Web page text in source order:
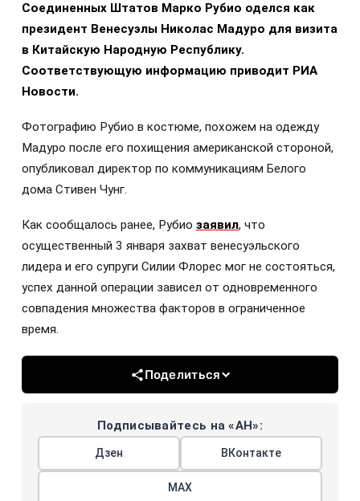
Соединенных Штатов Марко Рубио оделся как
президент Венесуэлы Николас Мадуро для визита
в Китайскую Народную Республику.
Соответствующую информацию приводит РИА
Новости.
Фотографию Рубио в костюме, похожем на одежду
Мадуро после его похищения американской стороной,
опубликовал директор по коммуникациям Белого
дома Стивен Чунг.
Как сообщалось ранее, Рубио заявил, что
осущественный 3 января захват венесуэльского
лидера и его супруги Силии Флорес мог не состояться,
успех данной операции зависел от одновременного
совпадения множества факторов в ограниченное
время.
Поделиться
Подписывайтесь на «АН»:
Дзен ВКонтакте
МАХ